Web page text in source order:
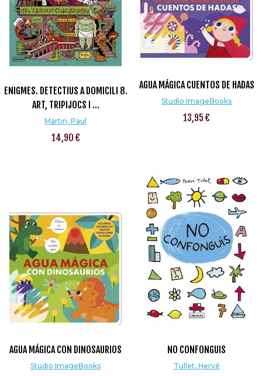
ENIGMES. DETECTIUS A DOMICILI 8.
ART, TRIPIJOCS I ...
Martin, Paul
14,90 €
AGUA MÁGICA CUENTOS DE HADAS
Studio ImageBooks
13,95 €
AGUA MÁGICA CON DINOSAURIOS
Studio ImageBooks
NO CONFONGUIS
Tullet, Hervé